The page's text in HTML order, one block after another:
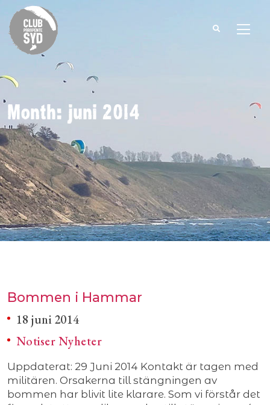
Month: juni 2014
Bommen i Hammar
18 juni 2014
NotiserNyheter
Uppdaterat: 29 Juni 2014 Kontakt är tagen med
militären. Orsakerna till stängningen av
bommen har blivit lite klarare. Som vi förstår det